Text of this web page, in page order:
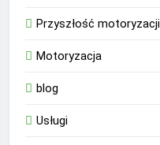
Przyszłość motoryzacji
Motoryzacja
blog
Usługi